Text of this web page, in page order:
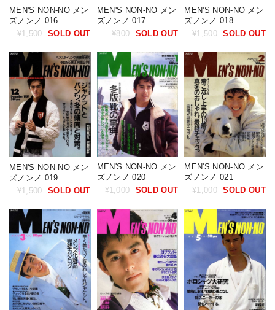
MEN'S NON-NO メン
ズノンノ 016
¥1,500
SOLD OUT
MEN'S NON-NO メン
ズノンノ 017
¥800
SOLD OUT
MEN'S NON-NO メン
ズノンノ 018
¥1,500
SOLD OUT
MEN'S NON-NO メン
ズノンノ 019
¥1,500
SOLD OUT
MEN'S NON-NO メン
ズノンノ 020
¥1,000
SOLD OUT
MEN'S NON-NO メン
ズノンノ 021
¥1,000
SOLD OUT